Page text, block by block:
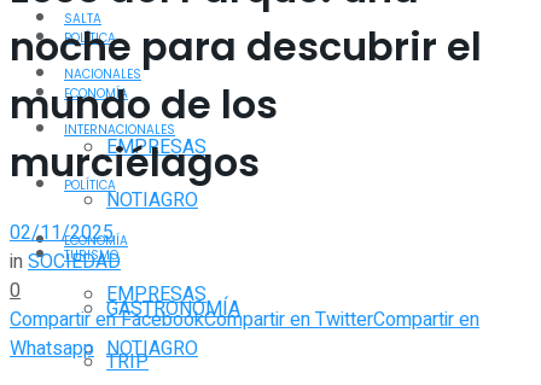
POLÍTICA
ECONOMÍA
EMPRESAS
NOTIAGRO
TURISMO
GASTRONOMÍA
TRIP
SALTA
NACIONALES
INTERNACIONALES
POLÍTICA
ECONOMÍA
EMPRESAS
NOTIAGRO
noche para descubrir el
mundo de los
murciélagos
02/11/2025
inSOCIEDAD
0
Compartir en FacebookCompartir en TwitterCompartir en
Whatsapp